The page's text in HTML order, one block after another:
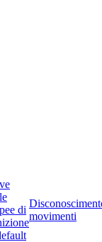
di
movimenti